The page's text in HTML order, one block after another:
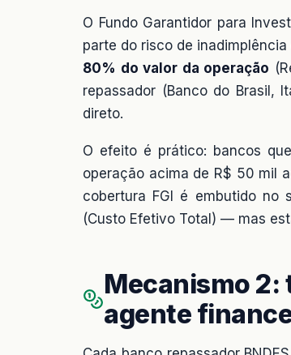
O Fundo Garantidor para
parte do risco de
80% do valor da operação
repassador (Banco do Brasil,
direto.
O efeito é prático: bancos
operação acima de R$ 50 mil
cobertura FGI é embutido no
(Custo Efetivo Total) — mas
Mecanismo 2:
agente